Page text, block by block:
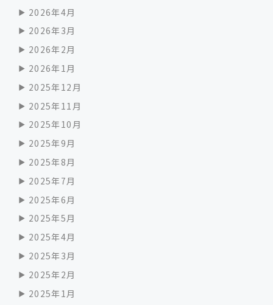
2026年4月
2026年3月
2026年2月
2026年1月
2025年12月
2025年11月
2025年10月
2025年9月
2025年8月
2025年7月
2025年6月
2025年5月
2025年4月
2025年3月
2025年2月
2025年1月